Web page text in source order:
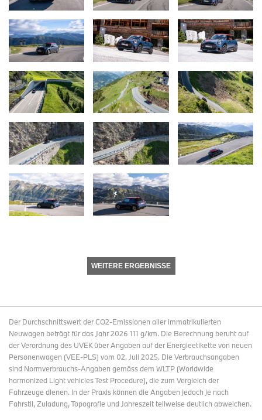
WEITERE ERGEBNISSE
Der Durchschnittswert der CO2-Emissionen aller immatrikulierten
Neuwagen beträgt für das Jahr 2026 111 g/km. Die Berechnung beruht auf
der Verordnung des UVEK über Angaben auf der Energieetikette von neuen
Personenwagen (VEE-PLS) vom 02. Juli 2025. Die Verbrauchsangaben
sind Normverbrauchs-Angaben gemäss dem WLTP (Worldwide
harmonized Light vehicles Test Procedure), die zum Vergleich der
Fahrzeuge dienen. In der Praxis können die Angaben jedoch je nach
Fahrstil, Zuladung, Topografie und Jahreszeit teilweise deutlich abweichen.